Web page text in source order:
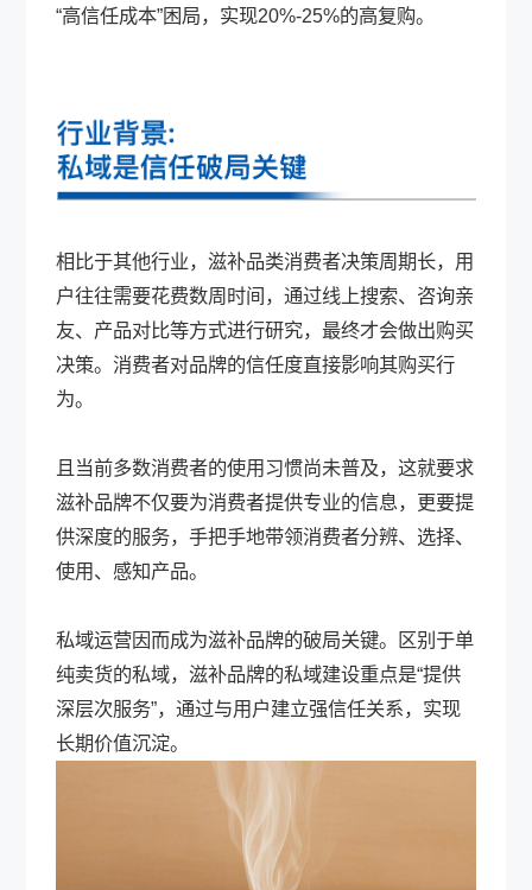
“高信任成本”困局，实现20%-25%的高复购。
相比于其他行业，滋补品类消费者决策周期长，用
户往往需要花费数周时间，通过线上搜索、咨询亲
友、产品对比等方式进行研究，最终才会做出购买
决策。消费者对品牌的信任度直接影响其购买行
为。
且当前多数消费者的使用习惯尚未普及，这就要求
滋补品牌不仅要为消费者提供专业的信息，更要提
供深度的服务，手把手地带领消费者分辨、选择、
使用、感知产品。
私域运营因而成为滋补品牌的破局关键。区别于单
纯卖货的私域，滋补品牌的私域建设重点是“提供
深层次服务”，通过与用户建立强信任关系，实现
长期价值沉淀。